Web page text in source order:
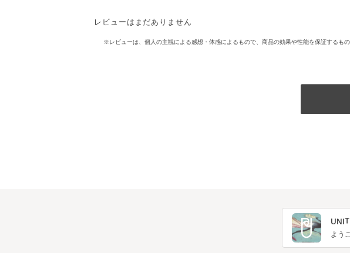
レビューはまだありません
※レビューは、個人の主観による感想・体感によるもので、商品の効果や性能を保証するもの
よう